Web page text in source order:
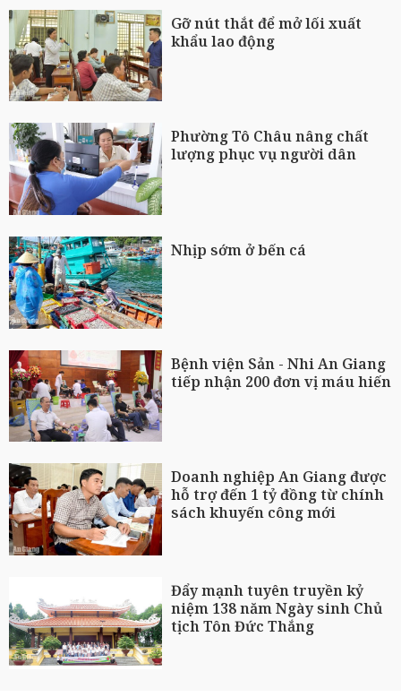
Gỡ nút thắt để mở lối xuất
khẩu lao động
Phường Tô Châu nâng chất
lượng phục vụ người dân
Nhịp sớm ở bến cá
Bệnh viện Sản - Nhi An Giang
tiếp nhận 200 đơn vị máu hiến
Doanh nghiệp An Giang được
hỗ trợ đến 1 tỷ đồng từ chính
sách khuyến công mới
Đẩy mạnh tuyên truyền kỷ
niệm 138 năm Ngày sinh Chủ
tịch Tôn Đức Thắng